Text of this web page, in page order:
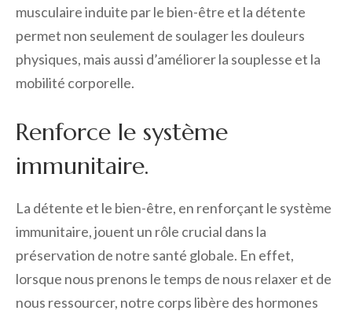
musculaire induite par le bien-être et la détente
permet non seulement de soulager les douleurs
physiques, mais aussi d’améliorer la souplesse et la
mobilité corporelle.
Renforce le système
immunitaire.
La détente et le bien-être, en renforçant le système
immunitaire, jouent un rôle crucial dans la
préservation de notre santé globale. En effet,
lorsque nous prenons le temps de nous relaxer et de
nous ressourcer, notre corps libère des hormones